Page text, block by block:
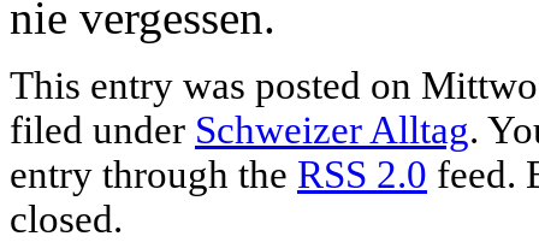
nie vergessen.
This entry was posted on
filed under Schweizer Alltag.
entry through the RSS 2.0 feed.
closed.